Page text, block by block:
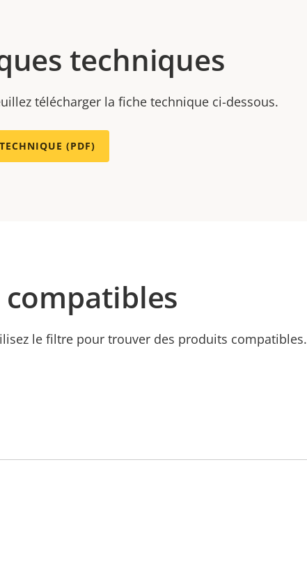
techniques
télécharger la fiche technique ci-dessous.
(PDF)
le filtre pour trouver des produits compatibles.